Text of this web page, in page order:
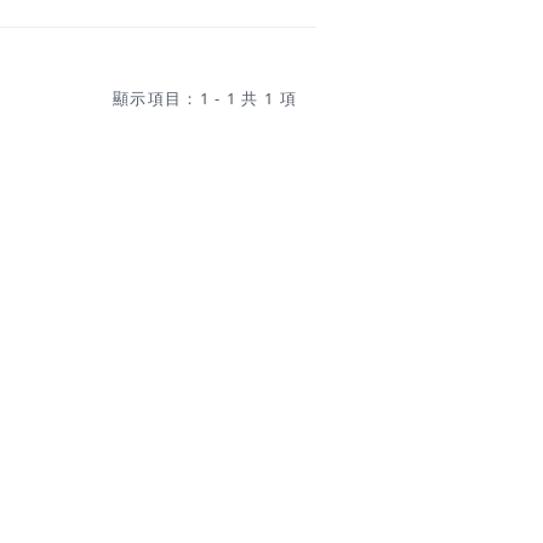
防水和日常使用的。我們都知道這些
顯示項目：1 - 1 共 1 項